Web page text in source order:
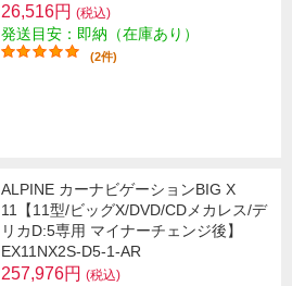
26,516円 (税込)
発送目安：即納（在庫あり）
(2件)
ALPINE カーナビゲーションBIG X
11【11型/ビッグX/DVD/CDメカレス/デ
リカD:5専用 マイナーチェンジ後】
EX11NX2S-D5-1-AR
257,976円 (税込)